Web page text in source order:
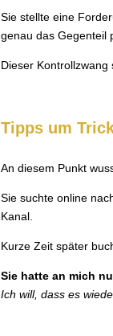
Sie stellte eine
genau das Gegenteil
Dieser
Tipps um
An diesem Punkt
Sie suchte online
Kanal.
Kurze Zeit später
Sie hatte an mich
Ich will, dass es